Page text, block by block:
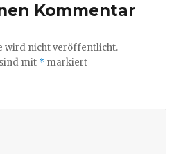
Kommentar
wird nicht veröffentlicht.
mit * markiert